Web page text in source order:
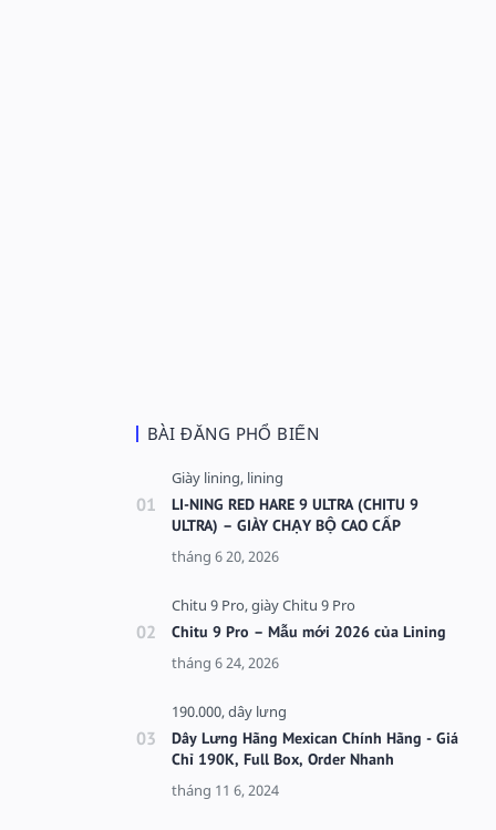
BÀI ĐĂNG PHỔ BIẾN
LI-NING RED HARE 9 ULTRA (CHITU 9
ULTRA) – GIÀY CHẠY BỘ CAO CẤP
Chitu 9 Pro – Mẫu mới 2026 của Lining
Dây Lưng Hãng Mexican Chính Hãng - Giá
Chỉ 190K, Full Box, Order Nhanh